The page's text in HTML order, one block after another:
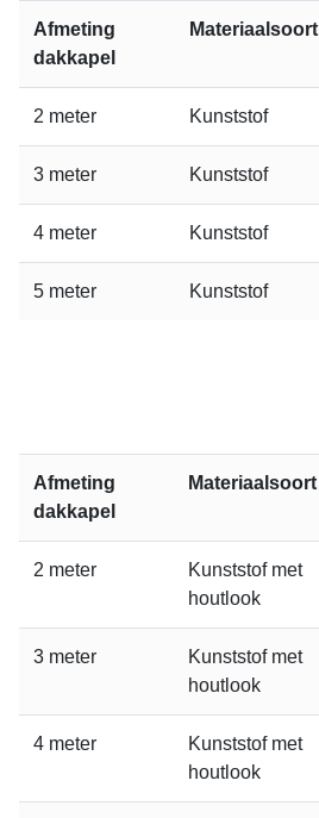
Afmeting
dakkapel
Materiaalsoort
2 meter Kunststof
3 meter Kunststof
4 meter Kunststof
5 meter Kunststof
Afmeting
dakkapel
Materiaalsoort
2 meter
Kunststof met
houtlook
3 meter
Kunststof met
houtlook
4 meter
Kunststof met
houtlook